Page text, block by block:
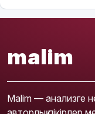
malim
Malim — анализге